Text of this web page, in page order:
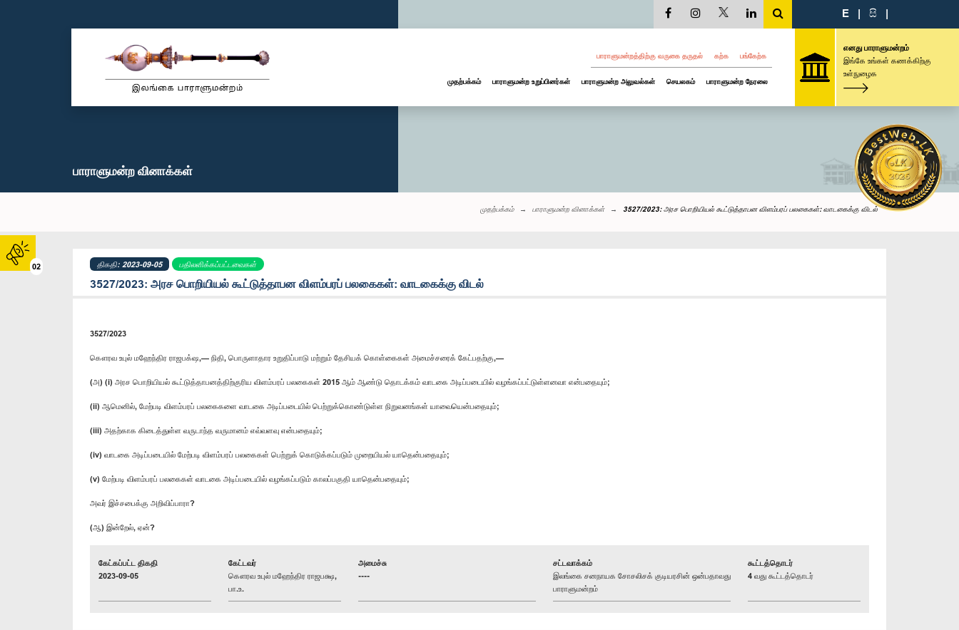
02
E | සි |
பாராளுமன்றத்திற்கு வருகை தருதல் கற்க பங்கேற்க
முதற்பக்கம் பாராளுமன்ற உறுப்பினர்கள் பாராளுமன்ற அலுவல்கள் செயலகம் பாராளுமன்ற நேரலை
எனது பாராளுமன்றம்
இங்கே உங்கள் கணக்கிற்கு
உள்நுழைக
பாராளுமன்ற வினாக்கள்
முதற்பக்கம் பாராளுமன்ற வினாக்கள் 3527/2023: அரச பொறியியல் கூட்டுத்தாபன விளம்பரப் பலகைகள்: வாடகைக்கு விடல்
திகதி: 2023-09-05 பதிலளிக்கப்பட்டவைகள்
3527/2023: அரச பொறியியல் கூட்டுத்தாபன விளம்பரப் பலகைகள்: வாடகைக்கு விடல்
3527/2023
கௌரவ உபுல் மஹேந்திர ராஜபக்‌ஷ,— நிதி, பொருளாதார உறுதிப்பாடு மற்றும் தேசியக் கொள்கைகள் அமைச்சரைக் கேட்பதற்கு,—
(அ) (i) அரச பொறியியல் கூட்டுத்தாபனத்திற்குரிய விளம்பரப் பலகைகள் 2015 ஆம் ஆண்டு தொடக்கம் வாடகை அடிப்படையில் வழங்கப்பட்டுள்ளனவா என்பதையும்;
(ii) ஆமெனில், மேற்படி விளம்பரப் பலகைகளை வாடகை அடிப்படையில் பெற்றுக்கொண்டுள்ள நிறுவனங்கள் யாவையென்பதையும்;
(iii) அதற்காக கிடைத்துள்ள வருடாந்த வருமானம் எவ்வளவு என்பதையும்;
(iv) வாடகை அடிப்படையில் மேற்படி விளம்பரப் பலகைகள் பெற்றுக் கொடுக்கப்படும் முறையியல் யாதென்பதையும்;
(v) மேற்படி விளம்பரப் பலகைகள் வாடகை அடிப்படையில் வழங்கப்படும் காலப்பகுதி யாதென்பதையும்;
அவர் இச்சபைக்கு அறிவிப்பாரா?
(ஆ) இன்றேல், ஏன்?
கேட்கப்பட்ட திகதி
2023-09-05
கேட்டவர்
கௌரவ உபுல் மஹேந்திர ராஜபக்ஷ,
பா.உ.
அமைச்சு
----
சட்டவாக்கம்
இலங்கை சனநாயக சோசலிசக் குடியரசின் ஒன்பதாவது
பாராளுமன்றம்
கூட்டத்தொடர்
4 வது கூட்டத்தொடர்